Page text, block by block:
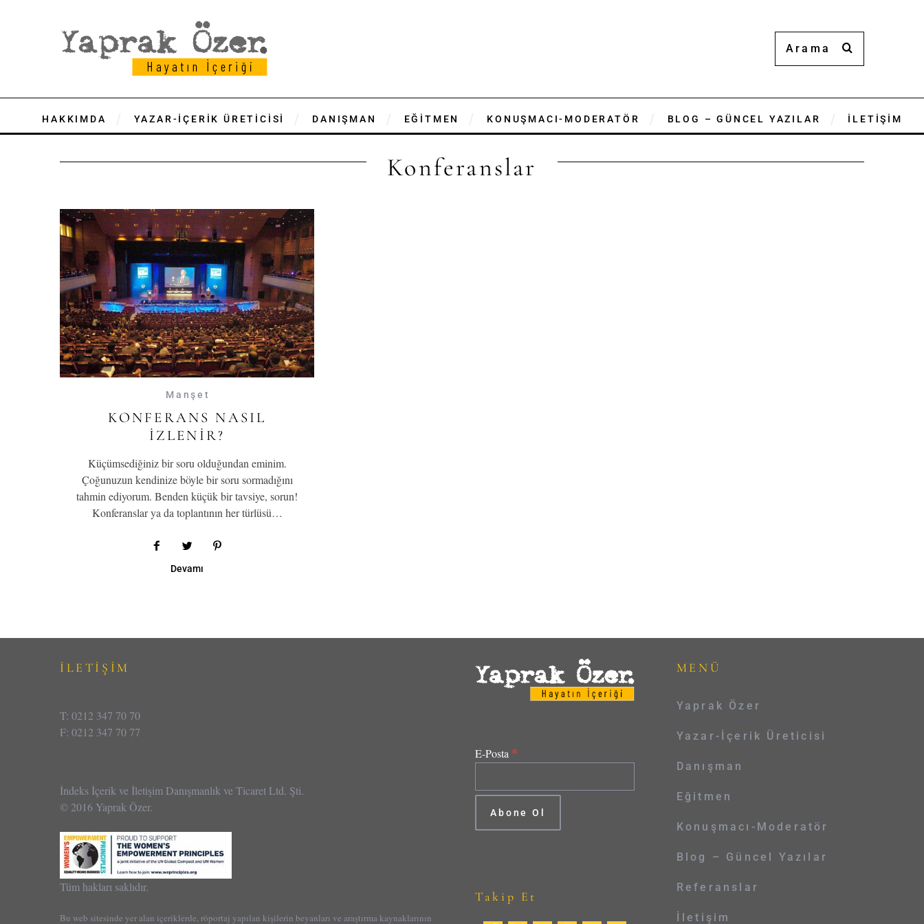
HAKKIMDA YAZAR-İÇERİK ÜRETİCİSİ DANIŞMAN EĞİTMEN KONUŞMACI-MODERATÖR BLOG – GÜNCEL YAZILAR İLETİŞİM
Konferanslar
Manşet
KONFERANS NASIL
IZLENIR?
Küçümsediğiniz bir soru olduğundan eminim.
Çoğunuzun kendinize böyle bir soru sormadığını
tahmin ediyorum. Benden küçük bir tavsiye, sorun!
Konferanslar ya da toplantının her türlüsü…
Devamı
İLETİŞİM
T: 0212 347 70 70
F: 0212 347 70 77
İndeks İçerik ve İletişim Danışmanlık ve Ticaret Ltd. Şti.
© 2016 Yaprak Özer.
Tüm hakları saklıdır.
Bu web sitesinde yer alan içeriklerde, röportaj yapılan kişilerin beyanları ve araştırma kaynaklarının
E-Posta *
Takip Et
MENÜ
Yaprak Özer
Yazar-İçerik Üreticisi
Danışman
Eğitmen
Konuşmacı-Moderatör
Blog – Güncel Yazılar
Referanslar
İletişim